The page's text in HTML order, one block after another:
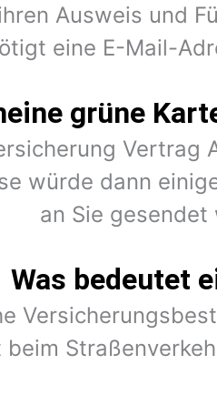
Ausweis und
eine E-Mail-
grüne
Vertrag
würde dann
an Sie gesendet
Was bedeutet